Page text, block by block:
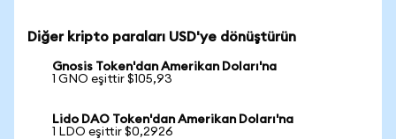
Diğer kripto paraları USD'ye dönüştürün
Gnosis Token'dan Amerikan Doları'na
1 GNO eşittir $105,93
Lido DAO Token'dan Amerikan Doları'na
1 LDO eşittir $0,2926